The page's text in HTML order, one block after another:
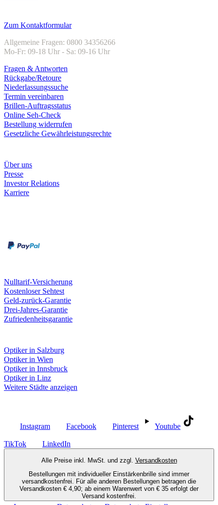
Zum Kontaktformular
Allgemeine Fragen: 0800 34356266
Mo-Fr: 09-18 Uhr - Sa: 09-16 Uhr
Fragen & Antworten
Rückgabe/Retoure
Niederlassungssuche
Termin vereinbaren
Brillen-Auftragsstatus
Online Seh-Check
Bestellung widerrufen
Gesetzliche Gewährleistungsrechte
Über uns
Presse
Investor Relations
Karriere
Nulltarif-Versicherung
Kostenloser Sehtest
Geld-zurück-Garantie
Drei-Jahres-Garantie
Zufriedenheitsgarantie
Optiker in Salzburg
Optiker in Wien
Optiker in Innsbruck
Optiker in Linz
Weitere Städte anzeigen
Instagram Facebook Pinterest Youtube
TikTok LinkedIn
Alle Preise inkl. MwSt. und zzgl. Versandkosten
Bestellungen mit individueller Einstärkenbrille sind immer
versandkostenfrei. Für alle anderen Bestellungen betragen die
Versandkosten € 4,90; ab einem Warenwert von € 35 erfolgt der
Versand kostenfrei.